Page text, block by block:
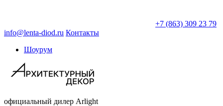
+7 (863) 309 23 79
info@lenta-diod.ru Контакты
Шоурум
официальный дилер Arlight